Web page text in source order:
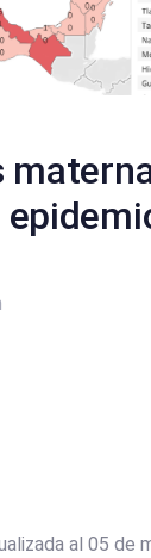
al 05 de